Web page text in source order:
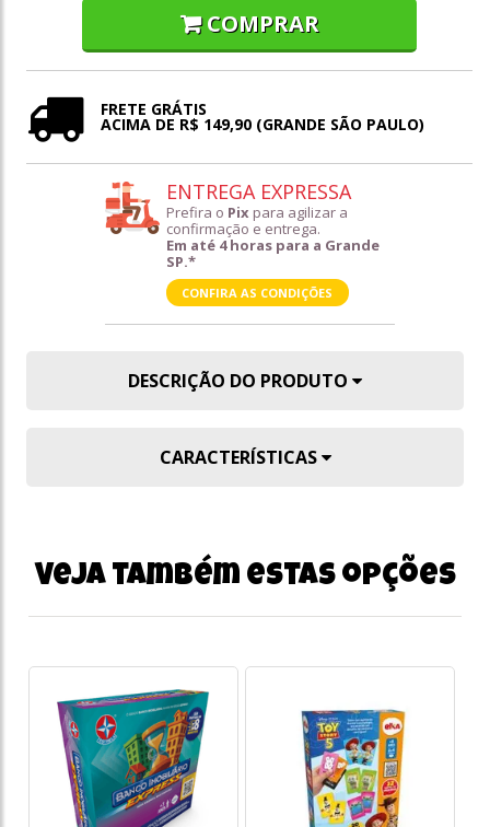
COMPRAR
FRETE GRÁTIS
ACIMA DE R$ 149,90 (GRANDE SÃO PAULO)
ENTREGA EXPRESSA
Prefira o Pix para agilizar a
confirmação e entrega.
Em até 4 horas para a Grande
SP.*
CONFIRA AS CONDIÇÕES
DESCRIÇÃO DO PRODUTO
CARACTERÍSTICAS
Veja também estas opções